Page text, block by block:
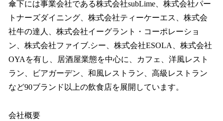
傘下には事業会社である株式会社subLime、株式会社パー
トナーズダイニング、株式会社ティーケーエス、株式会
社牛の達人、株式会社イーグラント・コーポレーショ
ン、株式会社ファイブ.シー、株式会社ESOLA、株式会社
OYAを有し、居酒屋業態を中心に、カフェ、洋風レスト
ラン、ビアガーデン、和風レストラン、高級レストラン
など90ブランド以上の飲食店を展開しています。
会社概要